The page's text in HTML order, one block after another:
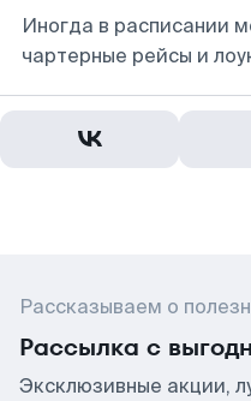
Иногда в расписании
чартерные рейсы и
Рассказываем о
Рассылка с
Эксклюзивные акции,